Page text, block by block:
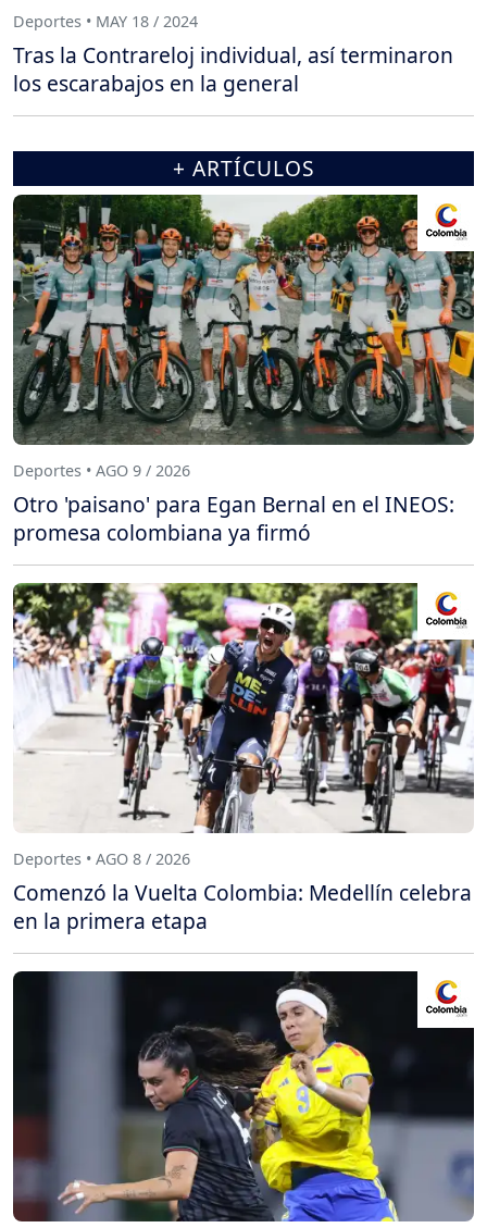
Deportes • MAY 18 / 2024
Tras la Contrareloj individual, así terminaron
los escarabajos en la general
+ ARTÍCULOS
Deportes • AGO 9 / 2026
Otro 'paisano' para Egan Bernal en el INEOS:
promesa colombiana ya firmó
Deportes • AGO 8 / 2026
Comenzó la Vuelta Colombia: Medellín celebra
en la primera etapa